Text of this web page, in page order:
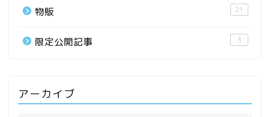
物販 21
限定公開記事 3
アーカイブ